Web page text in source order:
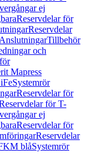
ej
Reservdelar för
Reservdelar
Tillbehör
och
Mapress
Systemrör
Reservdelar för
för T-
ej
Reservdelar för
Reservdelar
blåSystemrör